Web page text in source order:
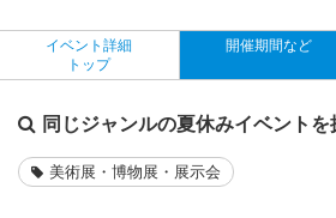
イベント詳細
トップ
開催期間など
同じジャンルの夏休みイベントを
美術展・博物展・展示会